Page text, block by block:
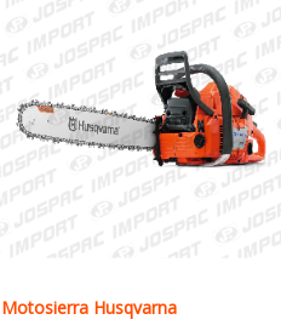
Motosierra Husqvarna